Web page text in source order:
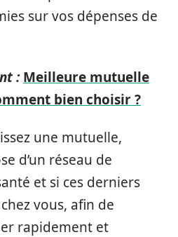
sur vos dépenses de
: Meilleure mutuelle
bien choisir ?
une mutuelle,
d’un réseau de
et si ces derniers
vous, afin de
rapidement et